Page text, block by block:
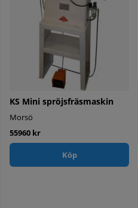
KS Mini spröjsfräsmaskin
Morsö
55960 kr
Köp